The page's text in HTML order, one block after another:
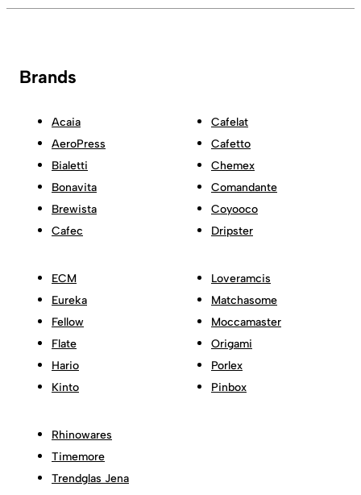
Brands
Acaia
AeroPress
Bialetti
Bonavita
Brewista
Cafec
Cafelat
Cafetto
Chemex
Comandante
Coyooco
Dripster
ECM
Eureka
Fellow
Flate
Hario
Kinto
Loveramcis
Matchasome
Moccamaster
Origami
Porlex
Pinbox
Rhinowares
Timemore
Trendglas Jena